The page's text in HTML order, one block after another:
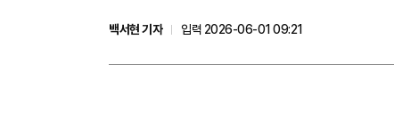
백서현 기자
입력 2026-06-01 09:21